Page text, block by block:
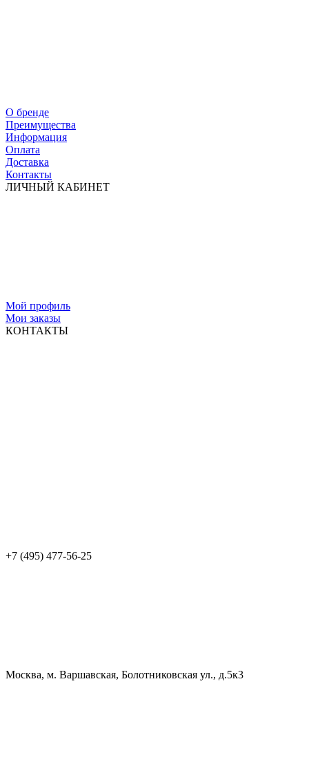
О бренде
Преимущества
Информация
Оплата
Доставка
Контакты
ЛИЧНЫЙ КАБИНЕТ
Мой профиль
Мои заказы
КОНТАКТЫ
+7 (495) 477-56-25
Москва, м. Варшавская, Болотниковская ул., д.5к3